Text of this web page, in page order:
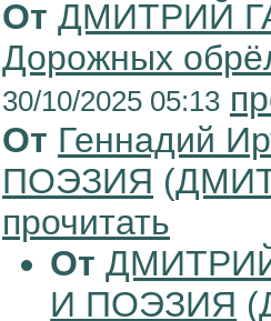
От ДМИТРИЙ
Дорожных
30/10/2025 05:13
От Геннадий
ПОЭЗИЯ (
прочитать
От
И ПОЭЗИЯ (